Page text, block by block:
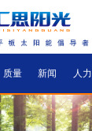
质量 新闻 人力